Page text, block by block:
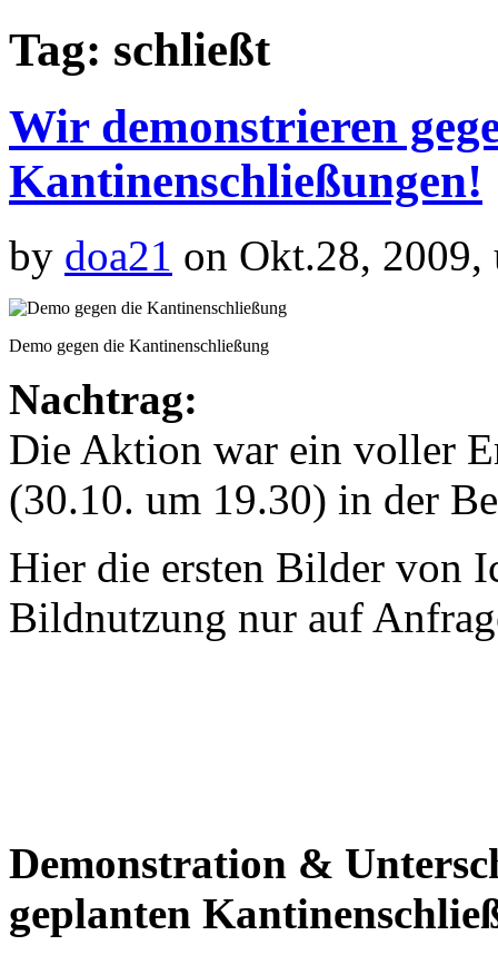
Tag: schließt
Wir demonstrieren
Kantinenschließungen!
by doa21 on Okt.28,
Demo gegen die Kantinenschließung
Nachtrag:
Die Aktion war ein voller
(30.10. um 19.30) in der
Hier die ersten Bilder von
Bildnutzung nur auf
Demonstration &
geplanten